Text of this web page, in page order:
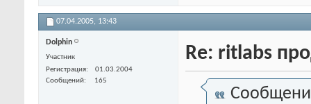
07.04.2005, 13:43
Dolphin
Участник
Регистрация
01.03.2004
Сообщений
165
Re: ritlabs